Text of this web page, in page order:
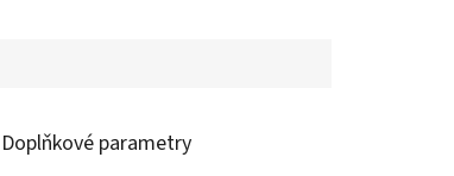
Doplňkové parametry